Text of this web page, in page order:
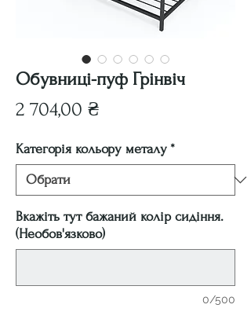
Обувниці-пуф Грінвіч
2 704,00 ₴Ціна
Категорія кольору металу *
Вкажіть тут бажаний колір сидіння.
(Необов'язково)
0/500